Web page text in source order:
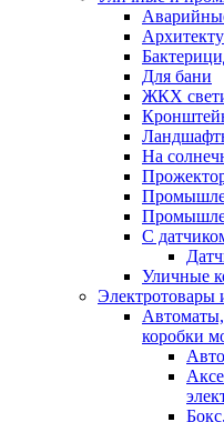
Для бани
ЖКХ
На
С
Уличные
Электротовары
коробки